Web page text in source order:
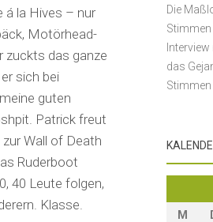
á la Hives – nur
Motörhead-
zuckts das ganze
sich bei
guten
Patrick freut
Wall of Death
Ruderboot
40 Leute folgen,
Klasse.
Die
Stimmen
das
Stimmen
M